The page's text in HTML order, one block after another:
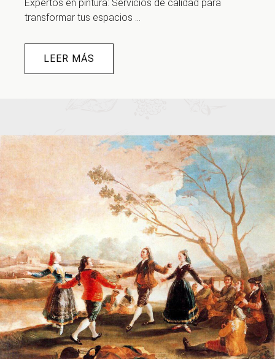
Expertos en pintura: Servicios de calidad para
transformar tus espacios ...
LEER MÁS